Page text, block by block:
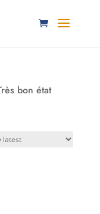
bon état